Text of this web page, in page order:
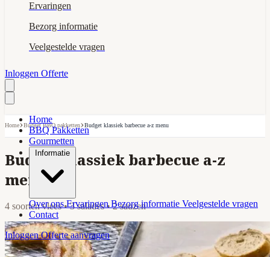
Ervaringen
Bezorg informatie
Veelgestelde vragen
Inloggen Offerte
Home
BBQ Pakketten
Gourmetten
Informatie
Over onsErvaringenBezorg informatie Veelgestelde vragen
Contact
InloggenOfferte aanvragen
Home›Budget BBQ pakketten›Budget klassiek barbecue a-z menu
Budget klassiek barbecue a-z
menu
4 soorten vlees • 3 salades • 2 sauzen